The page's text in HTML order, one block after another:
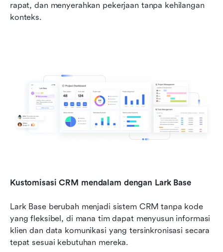
rapat, dan menyerahkan pekerjaan tanpa kehilangan
konteks.
Kustomisasi CRM mendalam dengan Lark Base
Lark Base berubah menjadi sistem CRM tanpa kode
yang fleksibel, di mana tim dapat menyusun informasi
klien dan data komunikasi yang tersinkronisasi secara
tepat sesuai kebutuhan mereka.